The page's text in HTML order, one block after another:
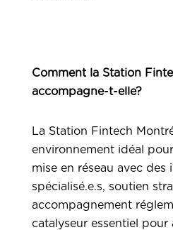
Comment la Station
accompagne-t-elle?
La Station Fintech
environnement idéal
mise en réseau avec des
spécialisé.e.s, soutien
accompagnement
catalyseur essentiel pour